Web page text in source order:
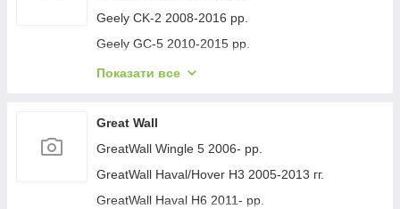
Geely CK-2 2008-2016 рр.
Geely GC-5 2010-2015 рр.
Geely GC-6 2014-2020 рр.
Geely Emgrand EC7 2009- рр.
Geely Emgrand X7 2011- рр.
Geely LC Cross 2008-2016 гг.
Geely MK 2006-2014 рр.
Показати все
Great Wall
GreatWall Wingle 5 2006- рр.
GreatWall Haval/Hover H3 2005-2013 гг.
GreatWall Haval H6 2011- рр.